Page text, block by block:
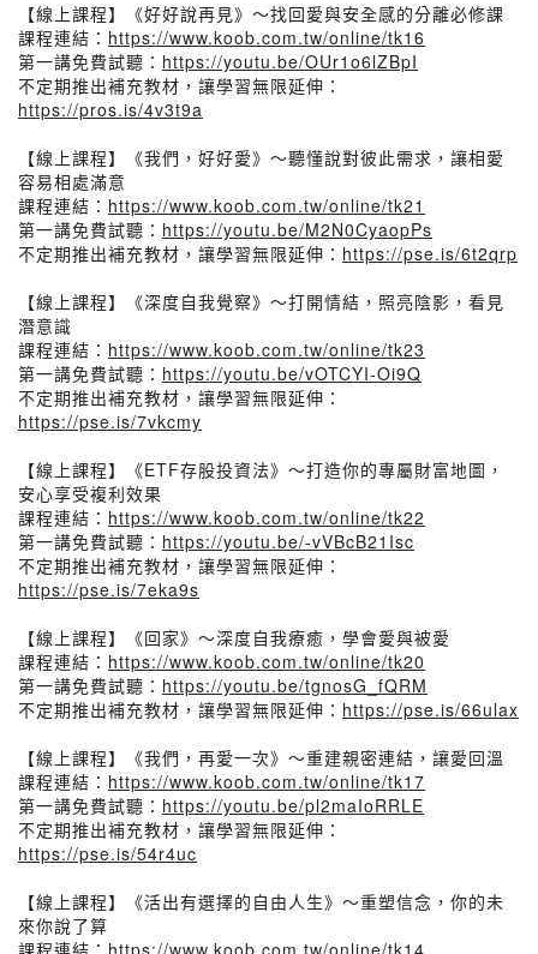
【線上課程】《好好說再見》～找回愛與安全感的分離必修課
課程連結： https://www.koob.com.tw/online/tk16
第一講免費試聽： https://youtu.be/OUr1o6lZBpI
不定期推出補充教材，讓學習無限延伸：
https://pros.is/4v3t9a
【線上課程】《我們，好好愛》～聽懂說對彼此需求，讓相愛
容易相處滿意
課程連結： https://www.koob.com.tw/online/tk21
第一講免費試聽： https://youtu.be/M2N0CyaopPs
不定期推出補充教材，讓學習無限延伸： https://pse.is/6t2qrp
【線上課程】《深度自我覺察》～打開情結，照亮陰影，看見
潛意識
課程連結： https://www.koob.com.tw/online/tk23
第一講免費試聽： https://youtu.be/vOTCYI-Oi9Q
不定期推出補充教材，讓學習無限延伸：
https://pse.is/7vkcmy
【線上課程】《ETF存股投資法》～打造你的專屬財富地圖，
安心享受複利效果
課程連結： https://www.koob.com.tw/online/tk22
第一講免費試聽： https://youtu.be/-vVBcB21Isc
不定期推出補充教材，讓學習無限延伸：
https://pse.is/7eka9s
【線上課程】《回家》～深度自我療癒，學會愛與被愛
課程連結： https://www.koob.com.tw/online/tk20
第一講免費試聽： https://youtu.be/tgnosG_fQRM
不定期推出補充教材，讓學習無限延伸： https://pse.is/66ulax
【線上課程】《我們，再愛一次》～重建親密連結，讓愛回溫
課程連結： https://www.koob.com.tw/online/tk17
第一講免費試聽： https://youtu.be/pl2maIoRRLE
不定期推出補充教材，讓學習無限延伸：
https://pse.is/54r4uc
【線上課程】《活出有選擇的自由人生》～重塑信念，你的未
來你說了算
課程連結： https://www.koob.com.tw/online/tk14